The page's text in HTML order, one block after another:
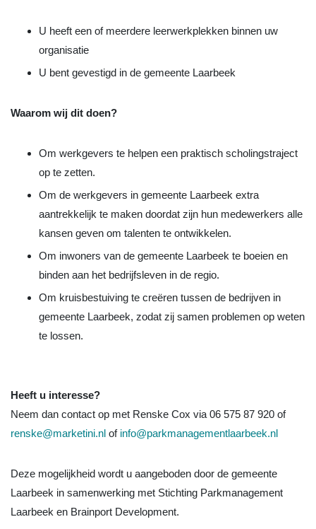
U heeft een of meerdere leerwerkplekken binnen uw
organisatie
U bent gevestigd in de gemeente Laarbeek
Waarom wij dit doen?
Om werkgevers te helpen een praktisch scholingstraject
op te zetten.
Om de werkgevers in gemeente Laarbeek extra
aantrekkelijk te maken doordat zijn hun medewerkers alle
kansen geven om talenten te ontwikkelen.
Om inwoners van de gemeente Laarbeek te boeien en
binden aan het bedrijfsleven in de regio.
Om kruisbestuiving te creëren tussen de bedrijven in
gemeente Laarbeek, zodat zij samen problemen op weten
te lossen.
Heeft u interesse?
Neem dan contact op met Renske Cox via 06 575 87 920 of
renske@marketini.nl of info@parkmanagementlaarbeek.nl
Deze mogelijkheid wordt u aangeboden door de gemeente
Laarbeek in samenwerking met Stichting Parkmanagement
Laarbeek en Brainport Development.